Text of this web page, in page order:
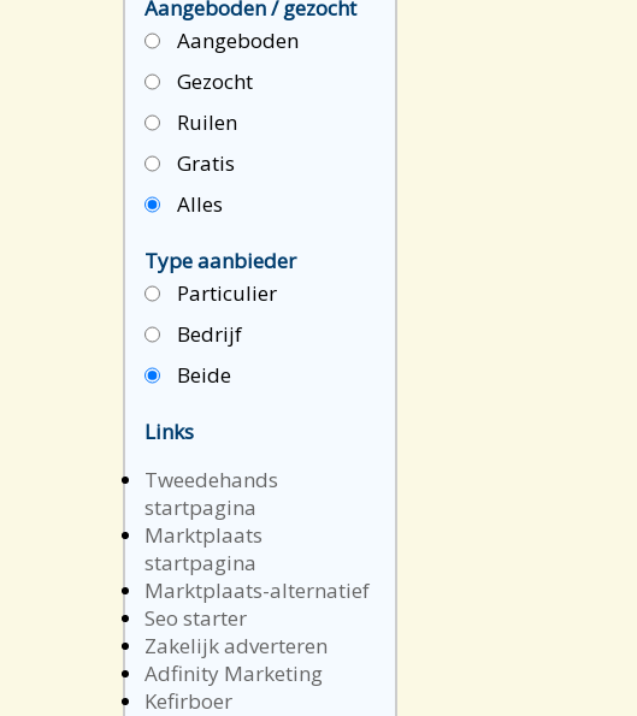
Aangeboden / gezocht
Aangeboden
Gezocht
Ruilen
Gratis
Alles
Type aanbieder
Particulier
Bedrijf
Beide
Links
Tweedehands
startpagina
Marktplaats
startpagina
Marktplaats-alternatief
Seo starter
Zakelijk adverteren
Adfinity Marketing
Kefirboer